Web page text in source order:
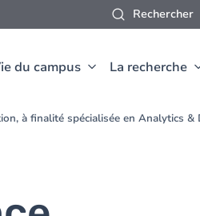
Rechercher
du campus La recherche
à finalité spécialisée en Analytics